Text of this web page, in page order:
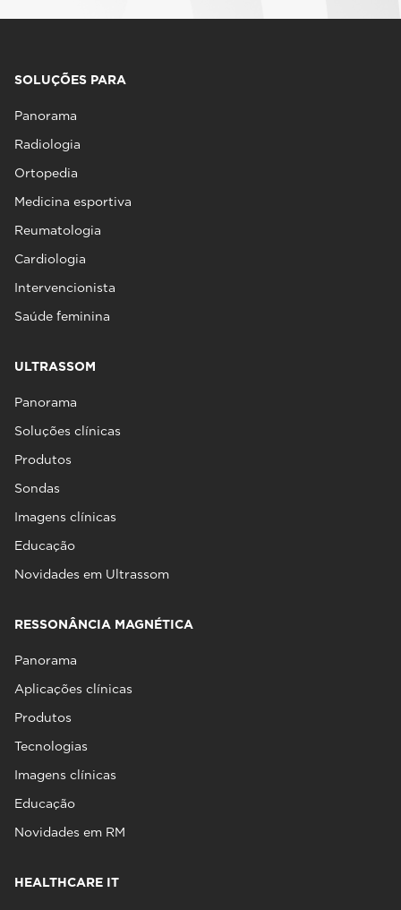
SOLUÇÕES PARA
Panorama
Radiologia
Ortopedia
Medicina esportiva
Reumatologia
Cardiologia
Intervencionista
Saúde feminina
ULTRASSOM
Panorama
Soluções clínicas
Produtos
Sondas
Imagens clínicas
Educação
Novidades em Ultrassom
RESSONÂNCIA MAGNÉTICA
Panorama
Aplicações clínicas
Produtos
Tecnologias
Imagens clínicas
Educação
Novidades em RM
HEALTHCARE IT